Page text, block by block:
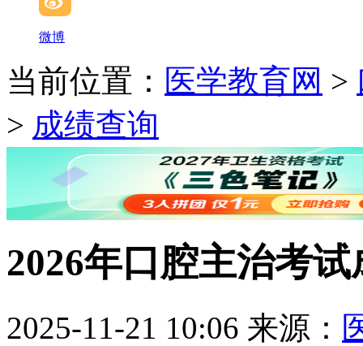
微博
当前位置： 医学教育网 >
> 成绩查询
2026年口腔主治考
2025-11-21 10:06 来源：